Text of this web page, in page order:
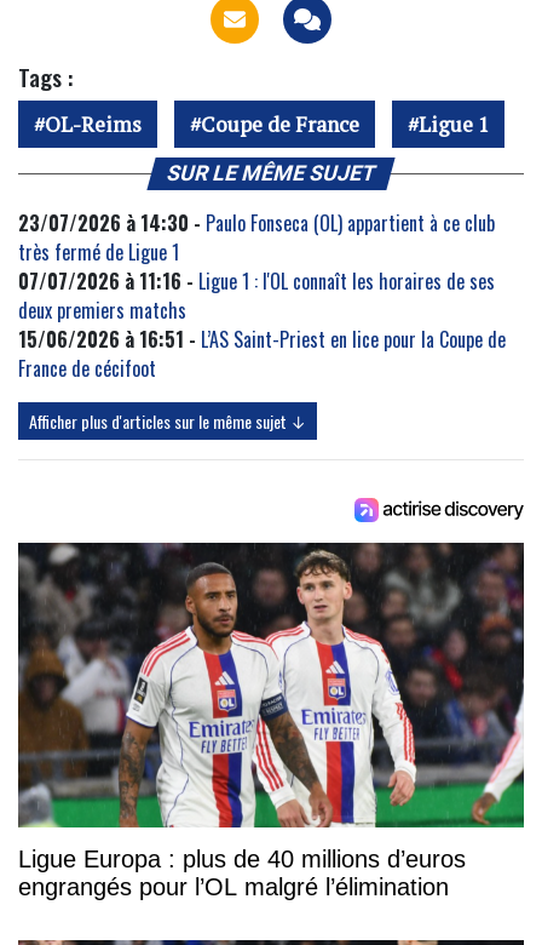
Tags :
OL-Reims Coupe de France Ligue 1
SUR LE MÊME SUJET
23/07/2026 à 14:30 - Paulo Fonseca (OL) appartient à ce club
très fermé de Ligue 1
07/07/2026 à 11:16 - Ligue 1 : l'OL connaît les horaires de ses
deux premiers matchs
15/06/2026 à 16:51 - L’AS Saint-Priest en lice pour la Coupe de
France de cécifoot
Afficher plus d'articles sur le même sujet ↓
Ligue Europa : plus de 40 millions d’euros
engrangés pour l’OL malgré l’élimination